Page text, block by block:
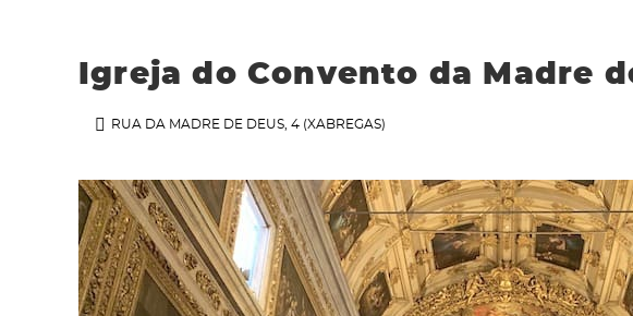
Igreja do Convento da Madre
RUA DA MADRE DE DEUS, 4 (XABREGAS)